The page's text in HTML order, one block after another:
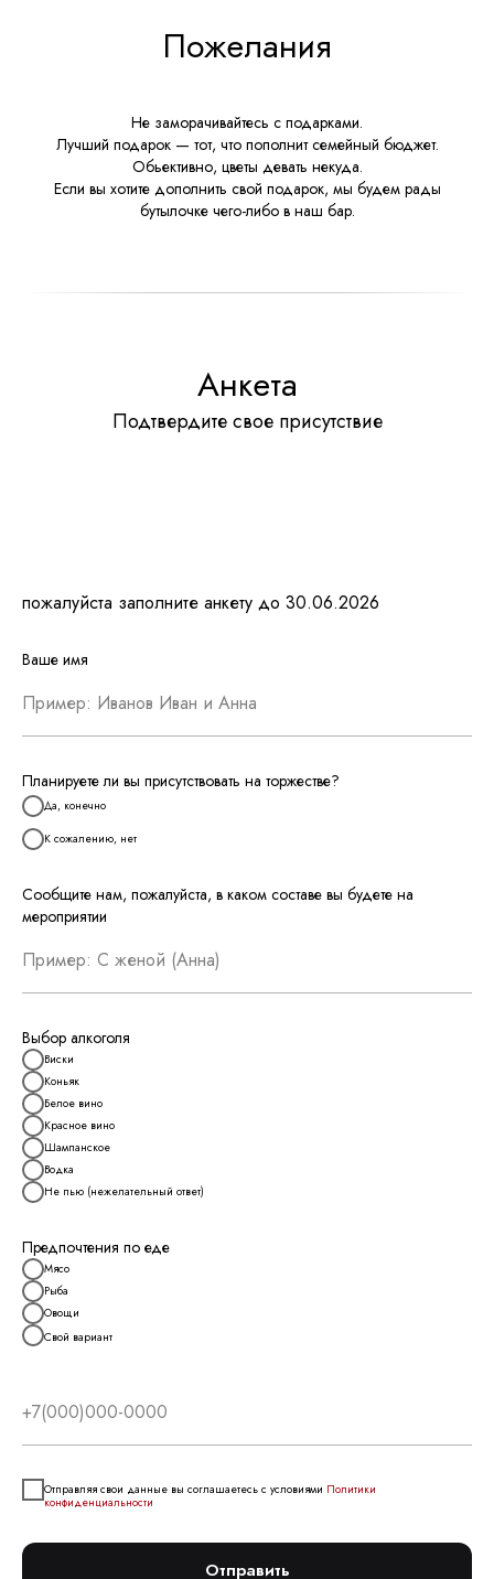
Пожелания
Не заморачивайтесь с подарками.
Лучший подарок — тот, что пополнит семейный бюджет.
Обьективно, цветы девать некуда.
Если вы хотите дополнить свой подарок, мы будем рады
бутылочке чего-либо в наш бар.
Анкета
Подтвердите свое присутствие
пожалуйста заполните анкету до 30.06.2026
Ваше имя
Планируете ли вы присутствовать на торжестве?
Да, конечно
К сожалению, нет
Сообщите нам, пожалуйста, в каком составе вы будете на
мероприятии
Выбор алкоголя
Виски
Коньяк
Белое вино
Красное вино
Шампанское
Водка
Не пью (нежелательный ответ)
Предпочтения по еде
Мясо
Рыба
Овощи
Свой вариант
Отправляя свои данные вы соглашаетесь с условиями Политики
конфиденциальности
Отправить